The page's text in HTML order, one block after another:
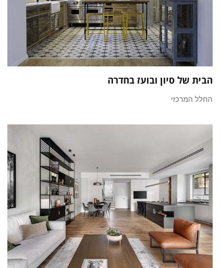
הבית של סיון ובועז בחדרה
החלל המרכזי